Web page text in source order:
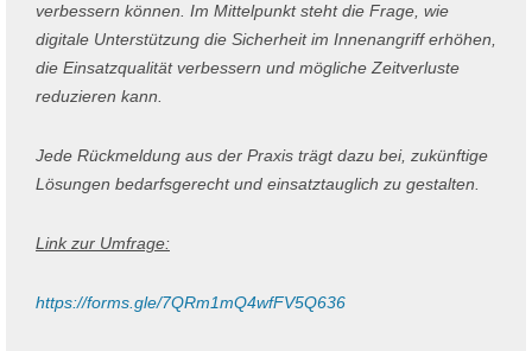
verbessern können. Im Mittelpunkt steht die Frage, wie
digitale Unterstützung die Sicherheit im Innenangriff erhöhen,
die Einsatzqualität verbessern und mögliche Zeitverluste
reduzieren kann.
Jede Rückmeldung aus der Praxis trägt dazu bei, zukünftige
Lösungen bedarfsgerecht und einsatztauglich zu gestalten.
Link zur Umfrage:
https://forms.gle/7QRm1mQ4wfFV5Q636